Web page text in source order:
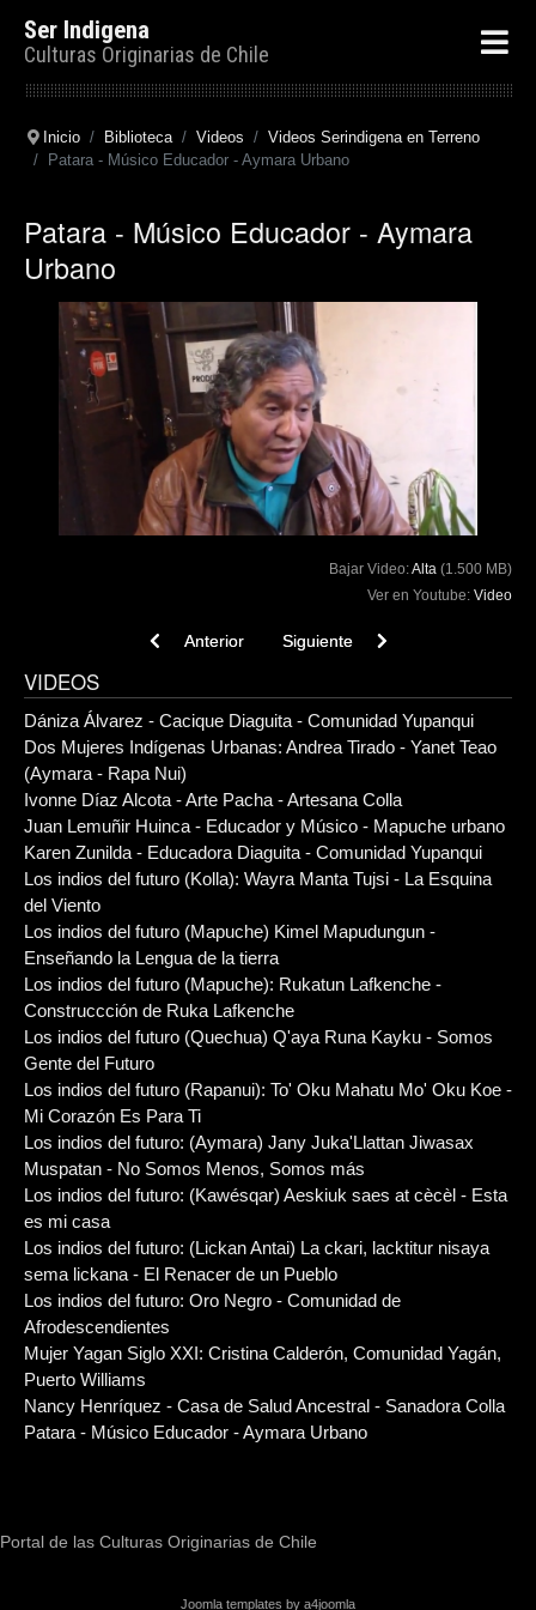
Ser Indigena
Culturas Originarias de Chile
Inicio Biblioteca Videos
Videos Serindigena en Terreno
Patara - Músico Educador - Aymara Urbano
Patara - Músico Educador - Aymara
Urbano
Bajar Video:Alta (1.500 MB)
Ver en Youtube: Video
Previous article: Nancy Henríquez - Casa de Salud
Anterior Next article: Dos Mujeres
Siguiente
VIDEOS
Dániza Álvarez - Cacique Diaguita - Comunidad Yupanqui
Dos Mujeres Indígenas Urbanas: Andrea Tirado - Yanet Teao
(Aymara - Rapa Nui)
Ivonne Díaz Alcota - Arte Pacha - Artesana Colla
Juan Lemuñir Huinca - Educador y Músico - Mapuche urbano
Karen Zunilda - Educadora Diaguita - Comunidad Yupanqui
Los indios del futuro (Kolla): Wayra Manta Tujsi - La Esquina
del Viento
Los indios del futuro (Mapuche) Kimel Mapudungun -
Enseñando la Lengua de la tierra
Los indios del futuro (Mapuche): Rukatun Lafkenche -
Construccción de Ruka Lafkenche
Los indios del futuro (Quechua) Q'aya Runa Kayku - Somos
Gente del Futuro
Los indios del futuro (Rapanui): To' Oku Mahatu Mo' Oku Koe -
Mi Corazón Es Para Ti
Los indios del futuro: (Aymara) Jany Juka'Llattan Jiwasax
Muspatan - No Somos Menos, Somos más
Los indios del futuro: (Kawésqar) Aeskiuk saes at cècèl - Esta
es mi casa
Los indios del futuro: (Lickan Antai) La ckari, lacktitur nisaya
sema lickana - El Renacer de un Pueblo
Los indios del futuro: Oro Negro - Comunidad de
Afrodescendientes
Mujer Yagan Siglo XXI: Cristina Calderón, Comunidad Yagán,
Puerto Williams
Nancy Henríquez - Casa de Salud Ancestral - Sanadora Colla
Patara - Músico Educador - Aymara Urbano
Portal de las Culturas Originarias de Chile
Joomla templates by a4joomla